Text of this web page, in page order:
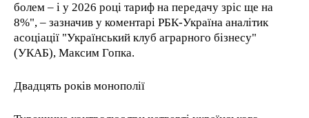
болем – і у 2026 році тариф на передачу зріс ще на
8%", – зазначив у коментарі РБК-Україна аналітик
асоціації "Український клуб аграрного бізнесу"
(УКАБ), Максим Гопка.
Двадцять років монополії